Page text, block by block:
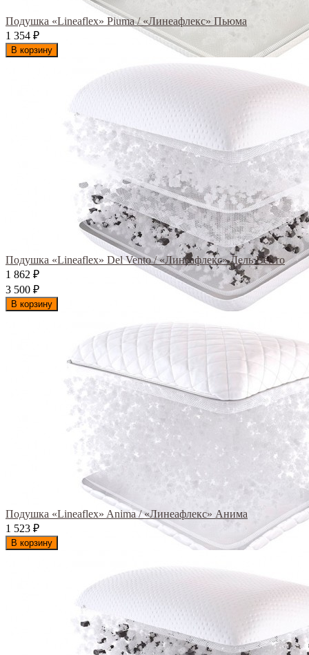
Подушка «Lineaflex» Piuma / «Линеафлекс» Пьюма
1 354 ₽
В корзину
Подушка «Lineaflex» Del Vento / «Линеафлекс» Дель Венто
1 862 ₽
3 500 ₽
В корзину
Подушка «Lineaflex» Anima / «Линеафлекс» Анима
1 523 ₽
В корзину